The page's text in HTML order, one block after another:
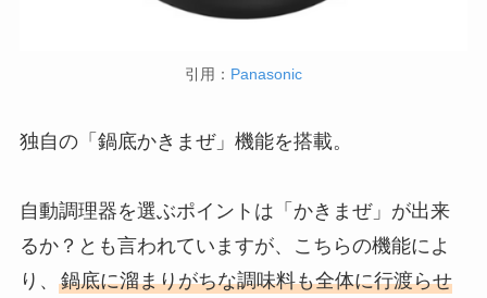
引用： Panasonic
独自の「鍋底かきまぜ」機能を搭載。
自動調理器を選ぶポイントは「かきまぜ」が出来
るか？とも言われていますが、こちらの機能によ
り、 鍋底に溜まりがちな調味料も全体に行渡らせ